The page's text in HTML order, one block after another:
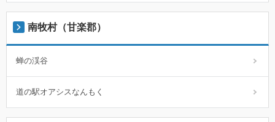
南牧村（甘楽郡）
蝉の渓谷
道の駅オアシスなんもく